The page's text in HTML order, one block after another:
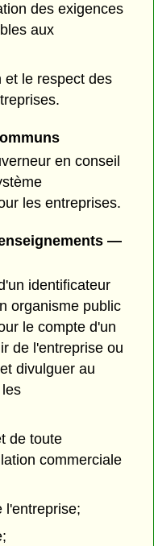
des exigences
aux
et le respect des
en conseil
les entreprises.
—
identificateur
organisme public
le compte d'un
de l'entreprise ou
divulguer au
de toute
commerciale
l'entreprise;